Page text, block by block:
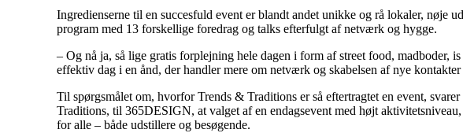
Ingredienserne til en succesfuld event er blandt andet unikke og rå lokaler, nøje
program med 13 forskellige foredrag og talks efterfulgt af netværk og hygge.
– Og nå ja, så lige gratis forplejning hele dagen i form af street food, madboder,
effektiv dag i en ånd, der handler mere om netværk og skabelsen af nye kontakter
Til spørgsmålet om, hvorfor Trends & Traditions er så eftertragtet en event,
Traditions, til 365DESIGN, at valget af en endagsevent med højt
for alle – både udstillere og besøgende.